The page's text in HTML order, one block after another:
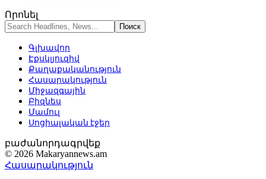
Որոնել
Գլխավոր
Էքսկլյուզիվ
Քաղաքականություն
Հասարակություն
Միջազգային
Բիզնես
Մամուլ
Սոցիալական էջեր
բաժանորդագրվեք
© 2026 Makaryannews.am
Հասարակություն